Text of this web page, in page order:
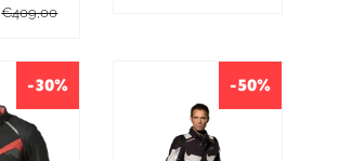
€409,00
prijs
was:
€409,00.
prijs
is:
€99,00.
was:
is:
-30% -50%